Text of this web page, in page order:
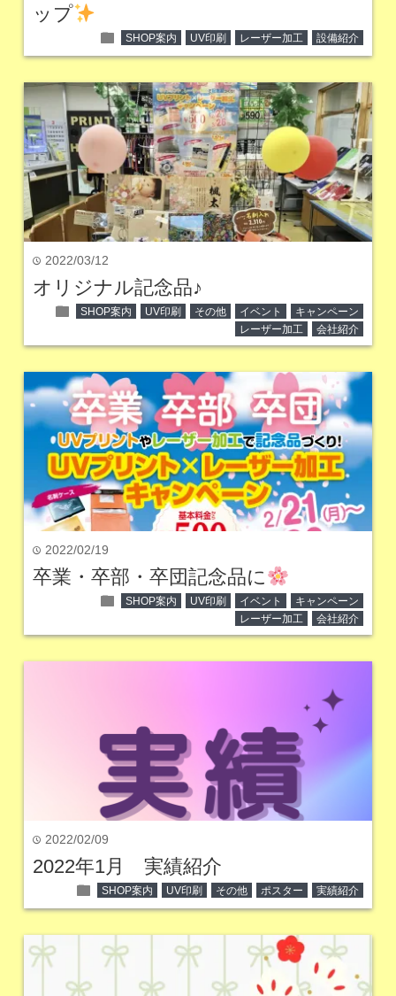
ップ
folder SHOP案内 UV印刷 レーザー加工 設備紹介
time 2022/03/12
オリジナル記念品♪
folder SHOP案内 UV印刷 その他 イベント
キャンペーン
レーザー加工
会社紹介
time 2022/02/19
卒業・卒部・卒団記念品に
folder SHOP案内 UV印刷 イベント
キャンペーン
レーザー加工
会社紹介
time 2022/02/09
2022年1月 実績紹介
folder SHOP案内 UV印刷 その他 ポスター 実績紹介